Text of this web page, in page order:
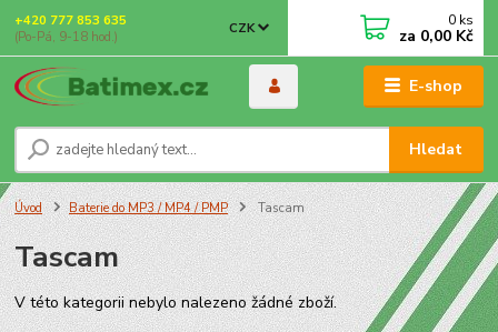
E-shop
CZK
Hledat
+420 777 853 635
(Po-Pá, 9-18 hod.)
0 ks
za 0,00 Kč
Úvod Baterie do MP3 / MP4 / PMP Tascam
Tascam
V této kategorii nebylo nalezeno žádné zboží.